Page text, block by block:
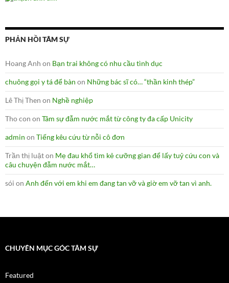
PHẢN HỒI TÂM SỰ
Hoang Anh on Bạn trai không có nhu cầu tình dục
chuông gọi y tá để bàn on Những bác sĩ có… “thần kinh thép”
Lê Thị Then on Nghề nghiệp
Tho con on Tâm sự đẫm nước mắt từ công ty đa cấp Unicity
admin on Tiếng kêu cứu từ nỗi cô đơn
Trần thị luậton Mẹ đau khổ tìm kẻ cưỡng gian để lấy tuỷ cứu con và
câu chuyện đẫm nước mắt…
sói on Anh đến với em khi em đang tan vỡ và giờ em vỡ tan vì anh.
CHUYÊN MỤC GÓC TÂM SỰ
Featured